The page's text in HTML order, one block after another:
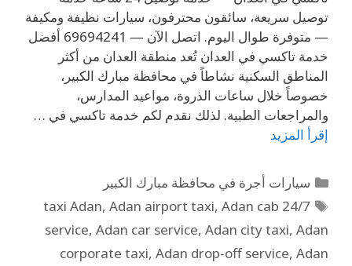
توصيل سريعة، سائقون محترفون، سيارات نظيفة ومكيفة
— متوفرة طوال اليوم. اتصل الآن — 69694241 أفضل
خدمة تاكسي في العدان تُعد منطقة العدان من أكثر
المناطق السكنية نشاطاً في محافظة مبارك الكبير،
خصوصاً خلال ساعات الذروة، مواعيد المدارس،
والمراجعات الطبية. لذلك نقدم لكم خدمة تاكسي في …
إقرأ المزيد
سيارات أجرة في محافظة مبارك الكبير
24/7 taxi Adan
, Adan airport taxi, Adan cab
service, Adan car service, Adan city taxi, Adan
corporate taxi, Adan drop-off service, Adan